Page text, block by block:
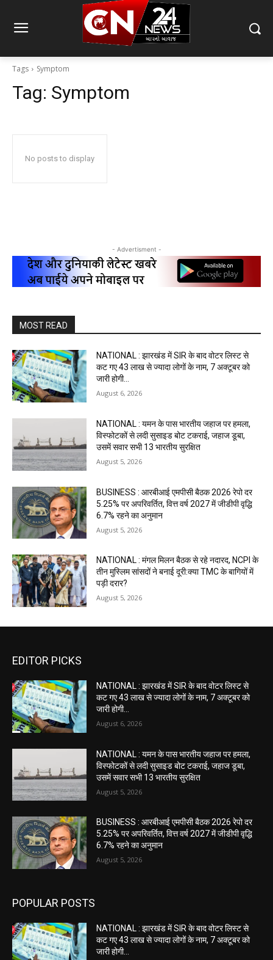
Tags Symptom
Tag: Symptom
No posts to display
- Advertisment -
MOST READ
NATIONAL : झारखंड में SIR के बाद वोटर ल‍िस्‍ट से
कट गए 43 लाख से ज्‍यादा लोगों के नाम, 7 अक्‍टूबर को
जारी होगी...
August 6, 2026
NATIONAL : यमन के पास भारतीय जहाज पर हमला,
विस्फोटकों से लदी सुसाइड बोट टकराई, जहाज डूबा,
उसमें सवार सभी 13 भारतीय सुरक्षित
August 5, 2026
BUSINESS : आरबीआई एमपीसी बैठक 2026 रेपो दर
5.25% पर अपरिवर्तित, वित्त वर्ष 2027 में जीडीपी वृद्धि
6.7% रहने का अनुमान
August 5, 2026
NATIONAL : मंगल मिलन बैठक से रहे नदारद, NCPI के
तीन मुस्लिम सांसदों ने बनाई दूरी:क्या TMC के बागियों में
पड़ी दरार?
August 5, 2026
EDITOR PICKS
NATIONAL : झारखंड में SIR के बाद वोटर ल‍िस्‍ट से
कट गए 43 लाख से ज्‍यादा लोगों के नाम, 7 अक्‍टूबर को
जारी होगी...
August 6, 2026
NATIONAL : यमन के पास भारतीय जहाज पर हमला,
विस्फोटकों से लदी सुसाइड बोट टकराई, जहाज डूबा,
उसमें सवार सभी 13 भारतीय सुरक्षित
August 5, 2026
BUSINESS : आरबीआई एमपीसी बैठक 2026 रेपो दर
5.25% पर अपरिवर्तित, वित्त वर्ष 2027 में जीडीपी वृद्धि
6.7% रहने का अनुमान
August 5, 2026
POPULAR POSTS
NATIONAL : झारखंड में SIR के बाद वोटर ल‍िस्‍ट से
कट गए 43 लाख से ज्‍यादा लोगों के नाम, 7 अक्‍टूबर को
जारी होगी...